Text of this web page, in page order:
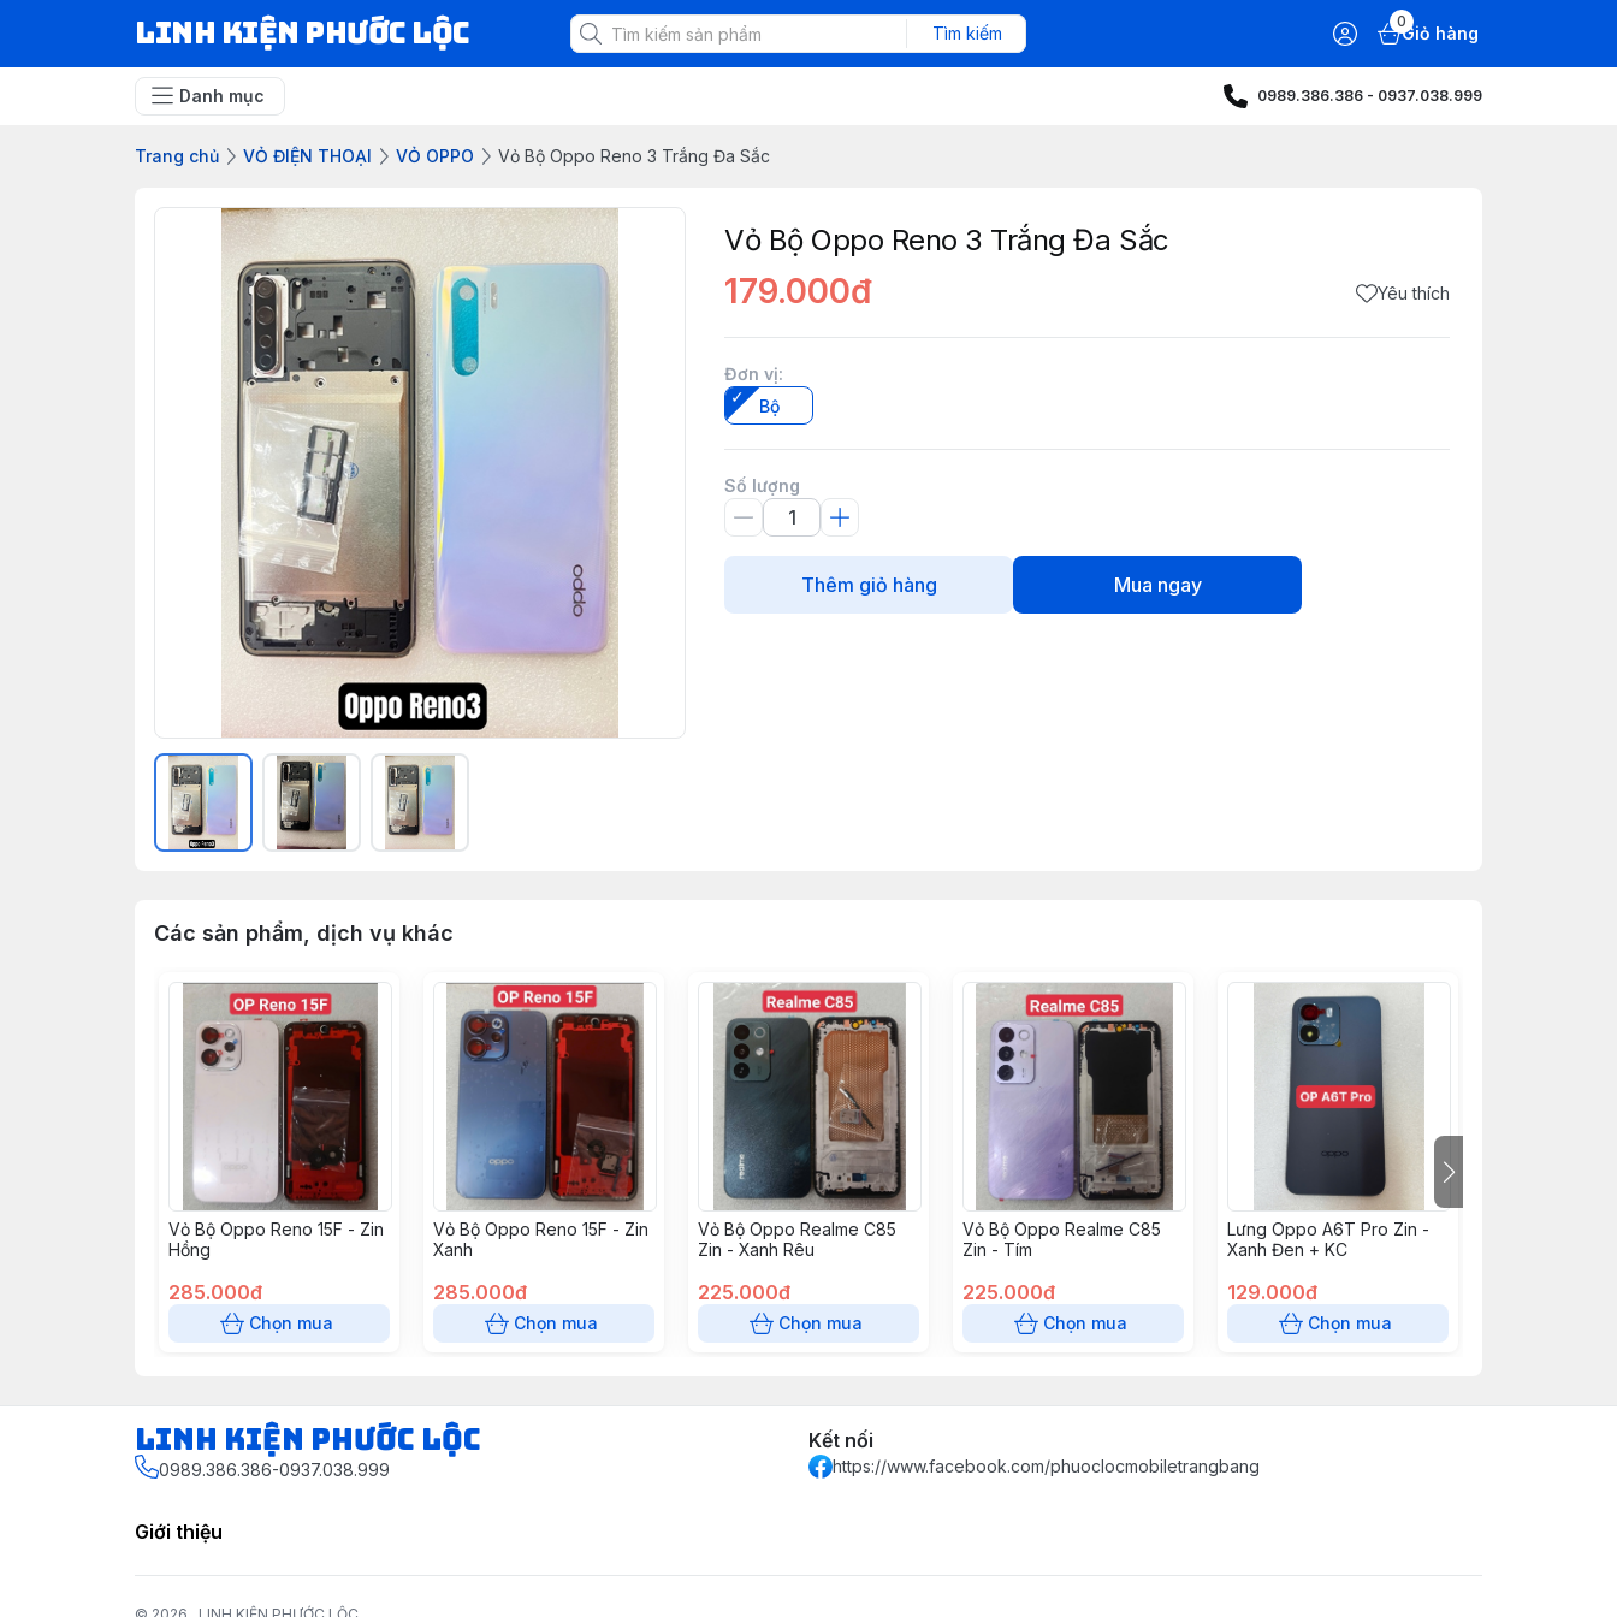
LINH KIỆN PHƯỚC LỘC Tìm kiếm
0
Giỏ hàng
Danh mục 0989.386.386 - 0937.038.999
Trang chủ VỎ ĐIỆN THOẠI VỎ OPPO Vỏ Bộ Oppo Reno 3 Trắng Đa Sắc
Vỏ Bộ Oppo Reno 3 Trắng Đa Sắc
179.000đ Yêu thích
Đơn vị:
Bộ
Số lượng
Thêm giỏ hàng Mua ngay
Các sản phẩm, dịch vụ khác
Vỏ Bộ Oppo Reno 15F - Zin
Hồng
285.000đ
Chọn mua
Vỏ Bộ Oppo Reno 15F - Zin
Xanh
285.000đ
Chọn mua
Vỏ Bộ Oppo Realme C85
Zin - Xanh Rêu
225.000đ
Chọn mua
Vỏ Bộ Oppo Realme C85
Zin - Tím
225.000đ
Chọn mua
Lưng Oppo A6T Pro Zin -
Xanh Đen + KC
129.000đ
Chọn mua
LINH KIỆN PHƯỚC LỘC
0989.386.386-0937.038.999
Kết nối
https://www.facebook.com/phuoclocmobiletrangbang
Giới thiệu